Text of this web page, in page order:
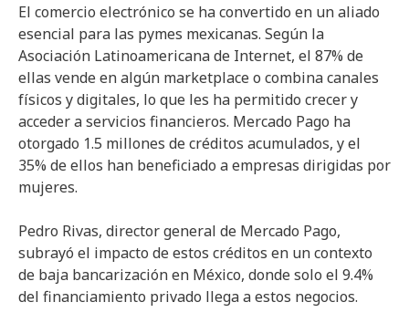
El comercio electrónico se ha convertido en un aliado
esencial para las pymes mexicanas. Según la
Asociación Latinoamericana de Internet, el 87% de
ellas vende en algún marketplace o combina canales
físicos y digitales, lo que les ha permitido crecer y
acceder a servicios financieros. Mercado Pago ha
otorgado 1.5 millones de créditos acumulados, y el
35% de ellos han beneficiado a empresas dirigidas por
mujeres.
Pedro Rivas, director general de Mercado Pago,
subrayó el impacto de estos créditos en un contexto
de baja bancarización en México, donde solo el 9.4%
del financiamiento privado llega a estos negocios.